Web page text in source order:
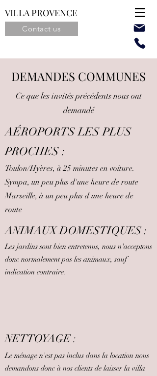
VILLA PROVENCE
Contact us
DEMANDES COMMUNES
Ce que les invités précédents nous ont
demandé
AÉROPORTS LES PLUS
PROCHES :
Toulon/Hyères, à 25 minutes en voiture.
Sympa, un peu plus d'une heure de route
Marseille, à un peu plus d'une heure de
route
ANIMAUX DOMESTIQUES :
Les jardins sont bien entretenus, nous n'acceptons
donc normalement pas les animaux, sauf
indication contraire.
NETTOYAGE :
Le ménage n'est pas inclus dans la location nous
demandons donc à nos clients de laisser la villa